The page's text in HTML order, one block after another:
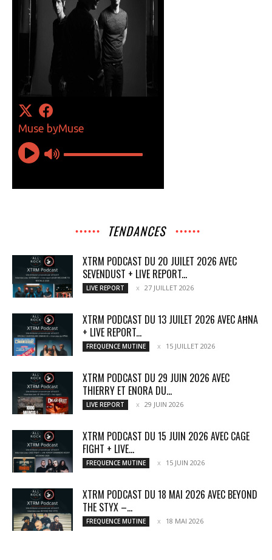
TENDANCES
XTRM PODCAST DU 20 JUILET 2026 AVEC
SEVENDUST + LIVE REPORT...
LIVE REPORT 27 JUILLET 2026
XTRM PODCAST DU 13 JUILET 2026 AVEC AĦNA
+ LIVE REPORT...
FREQUENCE MUTINE 15 JUILLET 2026
XTRM PODCAST DU 29 JUIN 2026 AVEC
THIERRY ET ENORA DU...
LIVE REPORT 29 JUIN 2026
XTRM PODCAST DU 15 JUIN 2026 AVEC CAGE
FIGHT + LIVE...
FREQUENCE MUTINE 15 JUIN 2026
XTRM PODCAST DU 18 MAI 2026 AVEC BEYOND
THE STYX –...
FREQUENCE MUTINE 18 MAI 2026